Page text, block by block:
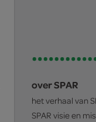
over SPAR
het verhaal van
SPAR visie en